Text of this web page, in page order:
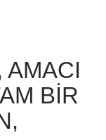
AMACI
BIR